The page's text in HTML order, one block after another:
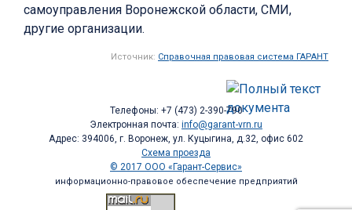
самоуправления Воронежской области, СМИ,
другие организации.
Источник: Справочная правовая система ГАРАНТ
Телефоны: +7 (473) 2-390-790
Электронная почта: info@garant-vrn.ru
Адрес: 394006, г. Воронеж, ул. Куцыгина, д.32, офис 602
Схема проезда
© 2017 ООО «Гарант-Сервис»
информационно-правовое обеспечение предприятий